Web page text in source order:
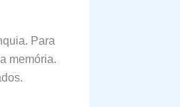
Para
memória.